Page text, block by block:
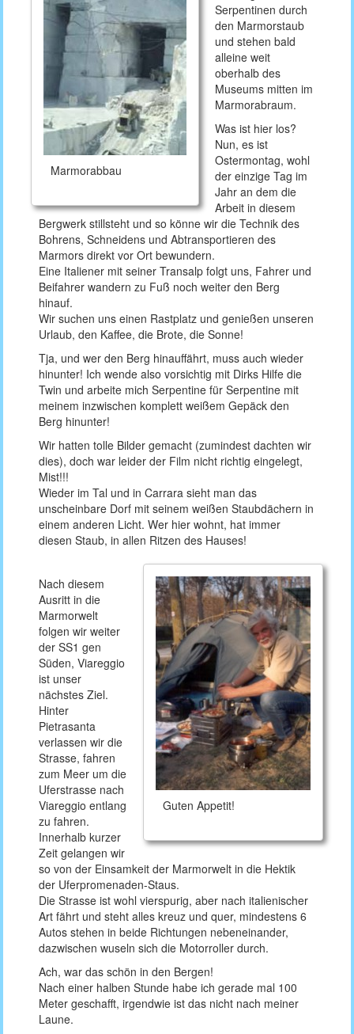
Marmorabbau
Serpentinen durch
den Marmorstaub
und stehen bald
alleine weit
oberhalb des
Museums mitten im
Marmorabraum.
Was ist hier los?
Nun, es ist
Ostermontag, wohl
der einzige Tag im
Jahr an dem die
Arbeit in diesem
Bergwerk stillsteht und so könne wir die Technik des
Bohrens, Schneidens und Abtransportieren des
Marmors direkt vor Ort bewundern.
Eine Italiener mit seiner Transalp folgt uns, Fahrer und
Beifahrer wandern zu Fuß noch weiter den Berg
hinauf.
Wir suchen uns einen Rastplatz und genießen unseren
Urlaub, den Kaffee, die Brote, die Sonne!
Tja, und wer den Berg hinauffährt, muss auch wieder
hinunter! Ich wende also vorsichtig mit Dirks Hilfe die
Twin und arbeite mich Serpentine für Serpentine mit
meinem inzwischen komplett weißem Gepäck den
Berg hinunter!
Wir hatten tolle Bilder gemacht (zumindest dachten wir
dies), doch war leider der Film nicht richtig eingelegt,
Mist!!!
Wieder im Tal und in Carrara sieht man das
unscheinbare Dorf mit seinem weißen Staubdächern in
einem anderen Licht. Wer hier wohnt, hat immer
diesen Staub, in allen Ritzen des Hauses!
Guten Appetit!
Nach diesem
Ausritt in die
Marmorwelt
folgen wir weiter
der SS1 gen
Süden, Viareggio
ist unser
nächstes Ziel.
Hinter
Pietrasanta
verlassen wir die
Strasse, fahren
zum Meer um die
Uferstrasse nach
Viareggio entlang
zu fahren.
Innerhalb kurzer
Zeit gelangen wir
so von der Einsamkeit der Marmorwelt in die Hektik
der Uferpromenaden-Staus.
Die Strasse ist wohl vierspurig, aber nach italienischer
Art fährt und steht alles kreuz und quer, mindestens 6
Autos stehen in beide Richtungen nebeneinander,
dazwischen wuseln sich die Motorroller durch.
Ach, war das schön in den Bergen!
Nach einer halben Stunde habe ich gerade mal 100
Meter geschafft, irgendwie ist das nicht nach meiner
Laune.